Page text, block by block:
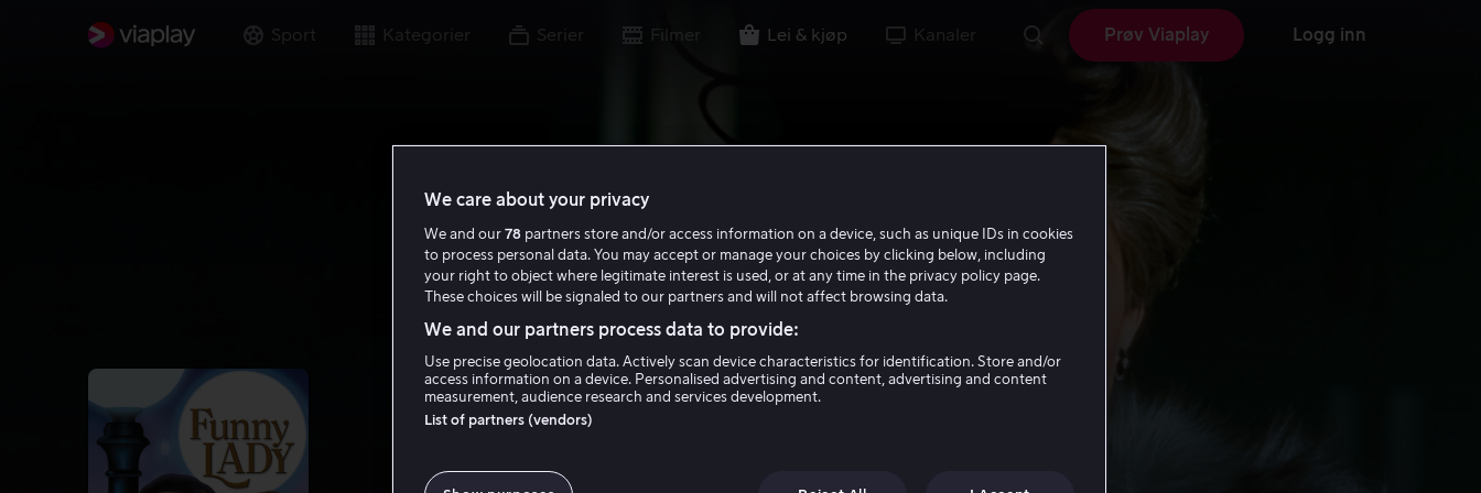
Sport Kategorier Serier Filmer Lei & kjøp Kanaler Prøv Viaplay Logg inn
We care about your privacy
We and our 78 partners store and/or access information on a device, such as unique IDs in cookies
to process personal data. You may accept or manage your choices by clicking below, including
your right to object where legitimate interest is used, or at any time in the privacy policy page.
These choices will be signaled to our partners and will not affect browsing data.
We and our partners process data to provide:
Use precise geolocation data. Actively scan device characteristics for identification. Store and/or
access information on a device. Personalised advertising and content, advertising and content
measurement, audience research and services development.
List of partners (vendors)